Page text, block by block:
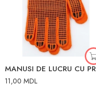
11,00 MDL